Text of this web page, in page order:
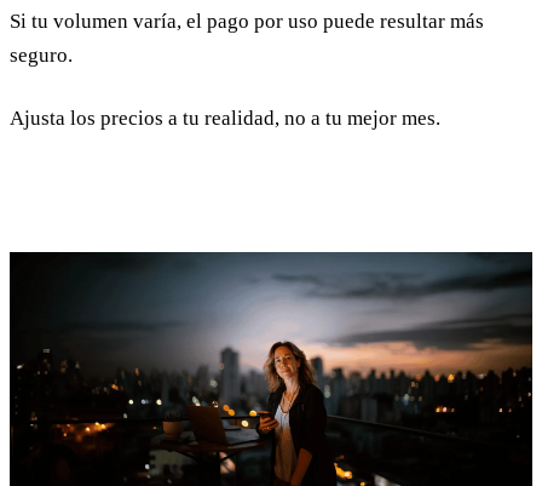
Si tu volumen varía, el pago por uso puede resultar más
seguro.
Ajusta los precios a tu realidad, no a tu mejor mes.